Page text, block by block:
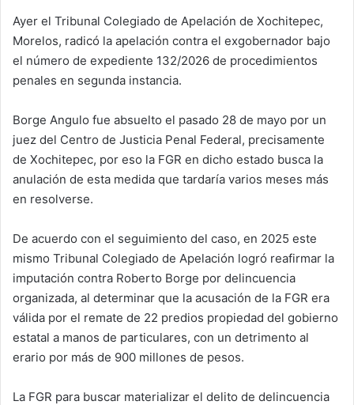
Ayer el Tribunal Colegiado de Apelación de Xochitepec,
Morelos, radicó la apelación contra el exgobernador bajo
el número de expediente 132/2026 de procedimientos
penales en segunda instancia.
Borge Angulo fue absuelto el pasado 28 de mayo por un
juez del Centro de Justicia Penal Federal, precisamente
de Xochitepec, por eso la FGR en dicho estado busca la
anulación de esta medida que tardaría varios meses más
en resolverse.
De acuerdo con el seguimiento del caso, en 2025 este
mismo Tribunal Colegiado de Apelación logró reafirmar la
imputación contra Roberto Borge por delincuencia
organizada, al determinar que la acusación de la FGR era
válida por el remate de 22 predios propiedad del gobierno
estatal a manos de particulares, con un detrimento al
erario por más de 900 millones de pesos.
La FGR para buscar materializar el delito de delincuencia